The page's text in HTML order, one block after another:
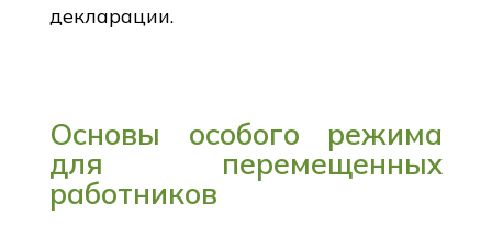
декларации.
Основы особого режима
для перемещенных
работников